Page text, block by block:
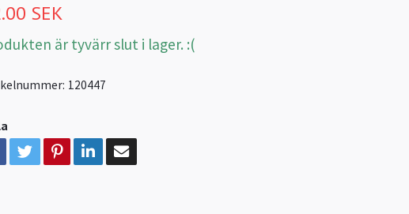
SEK
är tyvärr slut i lager. :(
120447